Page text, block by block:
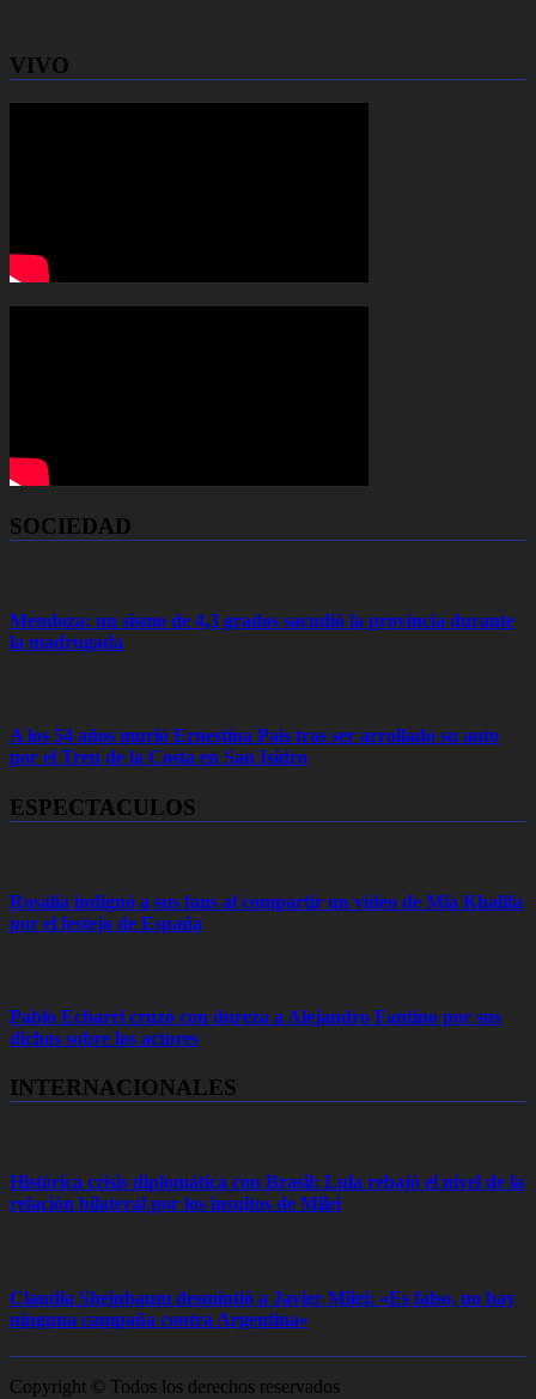
VIVO
SOCIEDAD
Mendoza: un sismo de 4,3 grados sacudió la provincia durante
la madrugada
A los 54 años murió Ernestina Pais tras ser arrollado su auto
por el Tren de la Costa en San Isidro
ESPECTACULOS
Rosalía indignó a sus fans al compartir un video de Mia Khalifa
por el festejo de España
Pablo Echarri cruzó con dureza a Alejandro Fantino por sus
dichos sobre los actores
INTERNACIONALES
Histórica crisis diplomática con Brasil: Lula rebajó el nivel de la
relación bilateral por los insultos de Milei
Claudia Sheinbaum desmintió a Javier Milei: «Es falso, no hay
ninguna campaña contra Argentina»
Copyright © Todos los derechos reservados